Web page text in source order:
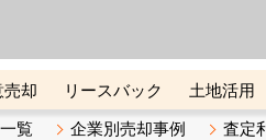
却 リースバック 土地活用
パニー オンライン講座 リビ
覧 企業別売却事例 査定